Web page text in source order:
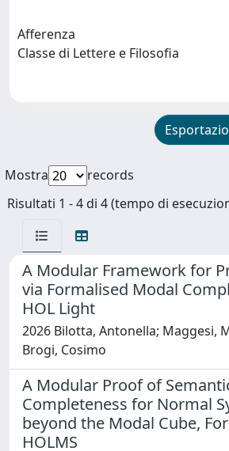
Afferenza
Classe di Lettere e Filosofia
Mostra
records
Risultati 1 - 4 di 4 (tempo di
A Modular Framework for
via Formalised Modal
HOL Light
2026 Bilotta, Antonella; Maggesi,
Brogi, Cosimo
A Modular Proof of
Completeness for Normal
beyond the Modal Cube,
HOLMS